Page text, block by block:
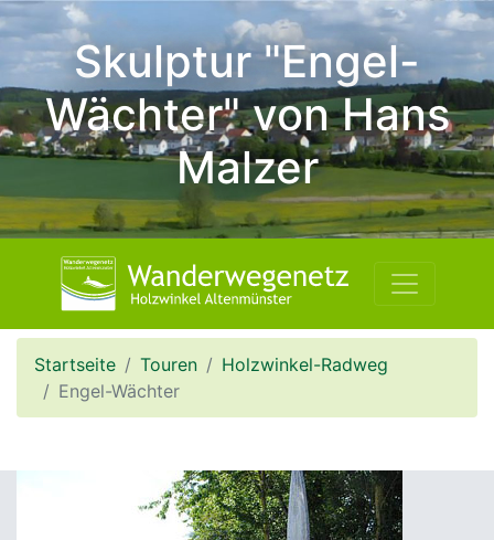
Skulptur "Engel-
Wächter" von Hans
Malzer
Startseite Touren
Holzwinkel-Radweg
Engel-Wächter